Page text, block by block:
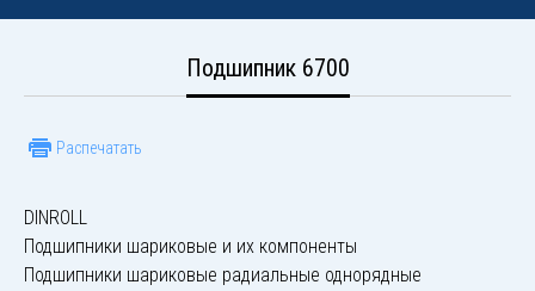
Подшипник 6700
Распечатать
DINROLL
Подшипники шариковые и их компоненты
Подшипники шариковые радиальные однорядные